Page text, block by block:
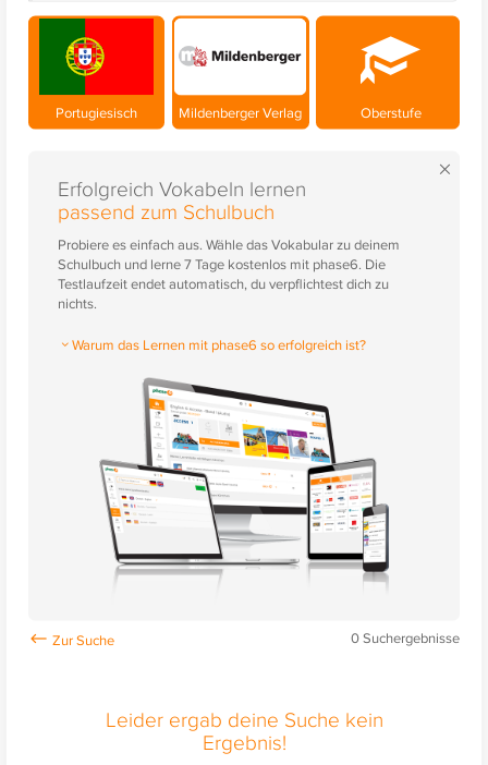
Portugiesisch Mildenberger Verlag Oberstufe
×
Erfolgreich Vokabeln lernen
passend zum Schulbuch
Probiere es einfach aus. Wähle das Vokabular zu deinem
Schulbuch und lerne 7 Tage kostenlos mit phase6. Die
Testlaufzeit endet automatisch, du verpflichtest dich zu
nichts.
Warum das Lernen mit phase6 so erfolgreich ist?
0Suchergebnisse
Leider ergab deine Suche kein
Ergebnis!